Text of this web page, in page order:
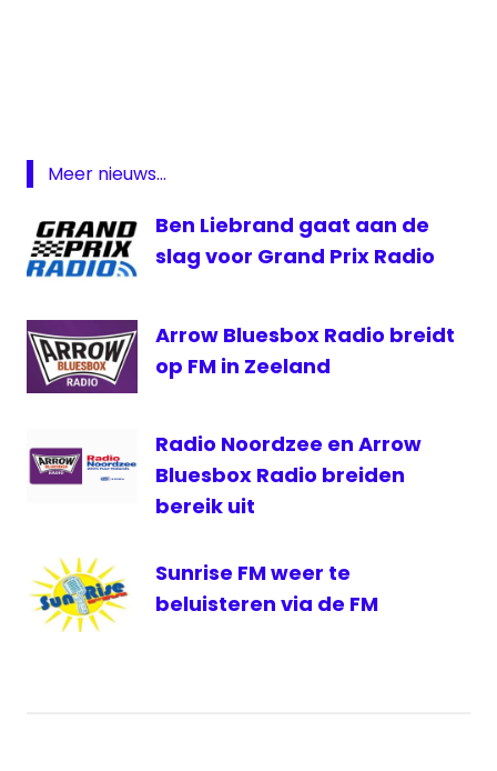
Suc6
FM
Meer nieuws...
Ben Liebrand gaat aan de
slag voor Grand Prix Radio
Arrow Bluesbox Radio breidt
op FM in Zeeland
Radio Noordzee en Arrow
Bluesbox Radio breiden
bereik uit
Sunrise FM weer te
beluisteren via de FM